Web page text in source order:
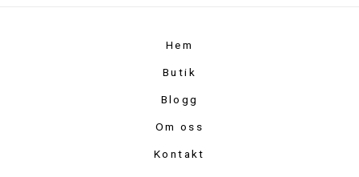
Hem
Butik
Blogg
Om oss
Kontakt